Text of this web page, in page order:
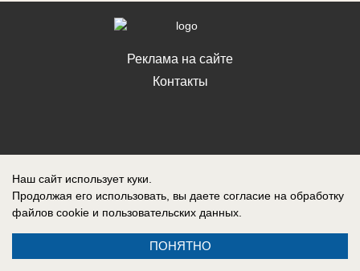
Реклама на сайте
Контакты
Наш сайт использует куки.
Продолжая его использовать, вы даете согласие на обработку
файлов cookie и пользовательских данных.
ПОНЯТНО